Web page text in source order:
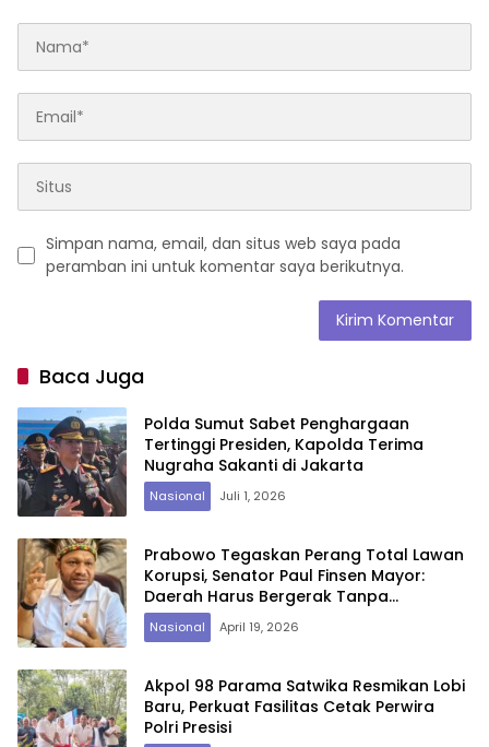
Simpan nama, email, dan situs web saya pada
peramban ini untuk komentar saya berikutnya.
Baca Juga
Polda Sumut Sabet Penghargaan
Tertinggi Presiden, Kapolda Terima
Nugraha Sakanti di Jakarta
Nasional Juli 1, 2026
Prabowo Tegaskan Perang Total Lawan
Korupsi, Senator Paul Finsen Mayor:
Daerah Harus Bergerak Tanpa
Kompromi
Nasional April 19, 2026
Akpol 98 Parama Satwika Resmikan Lobi
Baru, Perkuat Fasilitas Cetak Perwira
Polri Presisi